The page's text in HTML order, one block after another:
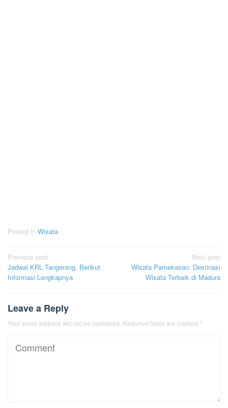
Posted in Wisata
Post
navigation
Previous post
Jadwal KRL Tangerang, Berikut
Informasi Lengkapnya
Next post
Wisata Pamekasan: Destinasi
Wisata Terbaik di Madura
Leave a Reply
Your email address will not be published. Required fields are marked *